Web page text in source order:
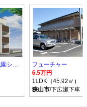
ジーメゾン狭山祗園シエル
フューチャー
6.5万円
1LDK（45.92㎡）
狭山市/下広瀬下車